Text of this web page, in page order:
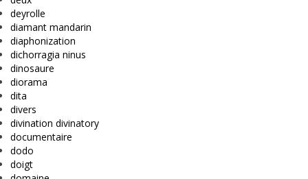
deyrolle
diamant mandarin
diaphonization
dichorragia ninus
dinosaure
diorama
dita
divers
divination divinatory
documentaire
dodo
doigt